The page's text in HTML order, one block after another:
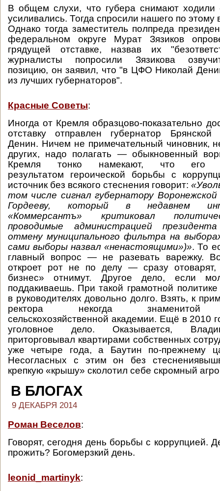
В общем слухи, что губера снимают
усиливались. Тогда спросили нашего по этому
Однако тогда заместитель полпреда
федеральном округе Мурат Зязиков
грядущей отставке, назвав их
журналисты попросили Зязикова
позицию, он заявил, что "в ЦФО Николай
из лучших губернаторов".
Красные Советы:
Иногда от Кремля образцово-показательно
отставку отправлен губернатор
Денин. Ничем не примечательный чиновник,
других, надо полагать — обыкновенный
Кремля тонко намекают, что его
результатом героической борьбы с
источник без всякого стеснения говорит:
том числе сигнал губернатору
Гордееву, который в недавнем
«Коммерсантъ» критиковал
проводимые администрацией
отмену муниципального фильтра на
сами выборы назвал «ненастоящими»)». То
главный вопрос — не разевать варежку.
откроет рот не по делу — сразу
бизнес» отнимут. Другое дело, если
поддакиваешь. При такой грамотной
в руководителях довольно долго. Взять, к
ректора некогда знаменитой
сельскохозяйственной академии. Ещё в 2010
уголовное дело. Оказывается,
приторговывал квартирами собственных
уже четыре года, а Баутин по-прежнему
Несогласных с этим он без
крепкую «крышу» сколотил себе скромный
В БЛОГАХ
9 ДЕКАБРЯ 2014
Роман Веселов:
Говорят, сегодня день борьбы с коррупцией.
прожить? Богомерзкий день.
leonid_martinyk: